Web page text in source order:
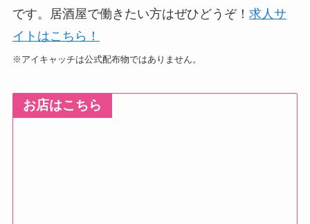
です。居酒屋で働きたい方はぜひどうぞ！ 求人サ
イトはこちら！
※アイキャッチは公式配布物ではありません。
お店はこちら